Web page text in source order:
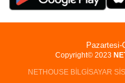
Copyright© 2023
NETHOUSE BİLGİSAYAR
Pazartesi-